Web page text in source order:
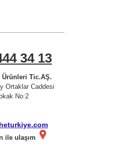
34 13
Ürünleri Tic.AŞ.
Ortaklar Caddesi
No:2
ile ulaşım